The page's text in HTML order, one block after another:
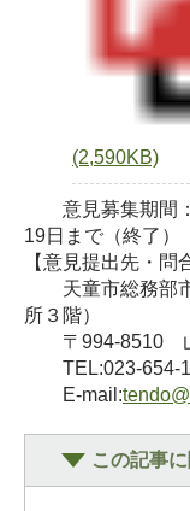
(2,590KB)
意見募集期間：
19日まで（終了）
【意見提出先・問
天童市総務部市
所３階）
〒994-8510 山
TEL:023-654-
E-mail:
この記事